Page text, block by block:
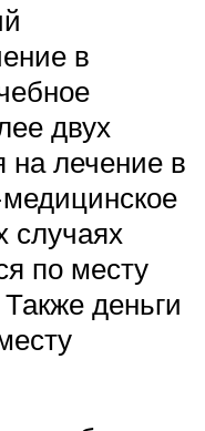
в
двух
на лечение в
случаях
по месту
деньги